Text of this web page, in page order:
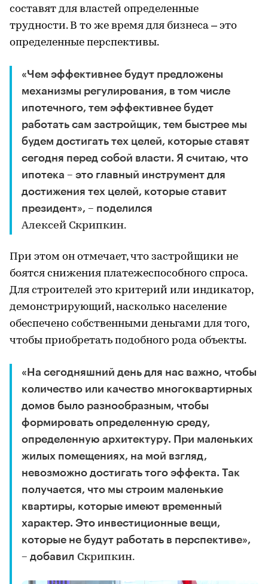
составят для властей определенные
трудности. В то же время для бизнеса – это
определенные перспективы.
«Чем эффективнее будут предложены
механизмы регулирования, в том числе
ипотечного, тем эффективнее будет
работать сам застройщик, тем быстрее мы
будем достигать тех целей, которые ставят
сегодня перед собой власти. Я считаю, что
ипотека – это главный инструмент для
достижения тех целей, которые ставит
президент», – поделился
Алексей Скрипкин.
При этом он отмечает, что застройщики не
боятся снижения платежеспособного спроса.
Для строителей это критерий или индикатор,
демонстрирующий, насколько население
обеспечено собственными деньгами для того,
чтобы приобретать подобного рода объекты.
«На сегодняшний день для нас важно, чтобы
количество или качество многоквартирных
домов было разнообразным, чтобы
формировать определенную среду,
определенную архитектуру. При маленьких
жилых помещениях, на мой взгляд,
невозможно достигать того эффекта. Так
получается, что мы строим маленькие
квартиры, которые имеют временный
характер. Это инвестиционные вещи,
которые не будут работать в перспективе»,
– добавил Скрипкин.